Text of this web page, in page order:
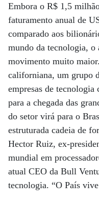
Embora o R$ 1,5
faturamento anual de
comparado aos
mundo da tecnologia,
movimento muito
californiana, um grupo
empresas de
para a chegada das
do setor virá para o
estruturada cadeia de
Hector Ruiz, ex-
mundial em
atual CEO da Bull
tecnologia. “O País